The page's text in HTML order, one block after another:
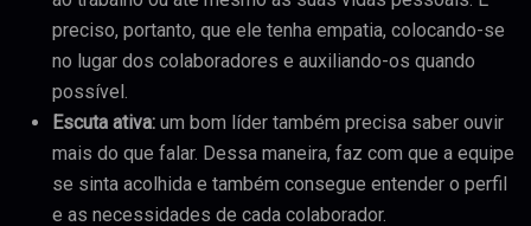
preciso, portanto, que ele tenha empatia, colocando-se
no lugar dos colaboradores e auxiliando-os quando
possível.
Escuta ativa: um bom líder também precisa saber ouvir
mais do que falar. Dessa maneira, faz com que a equipe
se sinta acolhida e também consegue entender o perfil
e as necessidades de cada colaborador.